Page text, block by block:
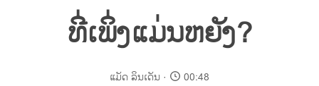
ທີ່ເພິ່ງແມ່ນຫຍັງ?
ແມັດ ລິນເດັນ 00:48